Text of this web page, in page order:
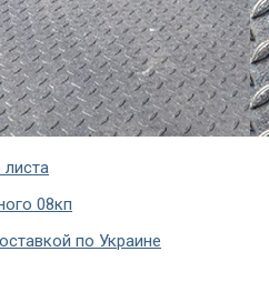
08кп
по Украине